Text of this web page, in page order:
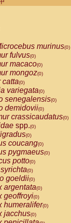
(0)
(0)
(0)
(0)
(0)
(0)
(0)
(0)
(0)
lagothricha
lagothricha cana
calvus
cupreus
donacophilus
moloch
torquatus
spp.(0)
satanas(0)
monachus
pithecia
murinus(0)
fulvus(0)
macaco(0)
mongoz(0)
catta(0)
variegata(0)
senegalensis(0)
demidovii(0)
crassicaudatus(0)
spp.(0)
(0)
coucang(0)
pygmaeus(0)
potto(0)
(0)
goeldii(0)
argentata(0)
geoffroyi(0)
humeralifer(0)
jacchus(0)